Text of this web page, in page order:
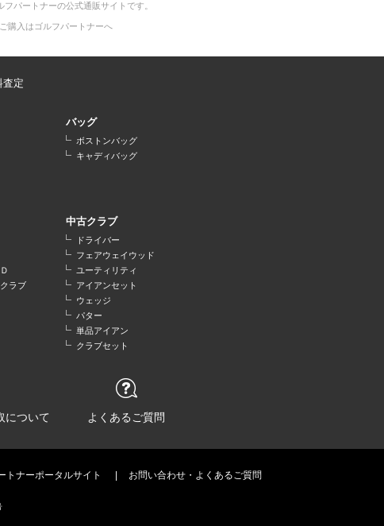
パートナーの公式通販サイトです。
購入はゴルフパートナーへ
査定
バッグ
ボストンバッグ
キャディバッグ
ラブ
中古クラブ
ドライバー
フェアウェイウッド
ユーティリティ
アイアンセット
ウェッジ
パター
単品アイアン
クラブセット
について よくあるご質問
トナーポータルサイト お問い合わせ・よくあるご質問